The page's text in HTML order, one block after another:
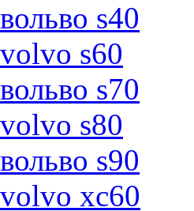
s40
s60
s70
s80
s90
xc60